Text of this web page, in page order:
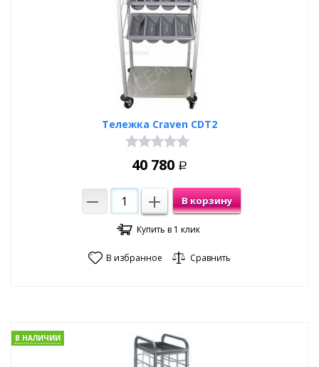
Тележка Craven CDT2
40 780 Р
В корзину
Купить в 1 клик
В избранное Сравнить
В НАЛИЧИИ